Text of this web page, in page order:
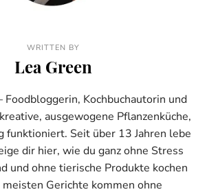
WRITTEN BY
Lea Green
Foodbloggerin, Kochbuchautorin und
ausgewogene Pflanzenküche,
funktioniert. Seit über 13 Jahren lebe
dir hier, wie du ganz ohne Stress
und ohne tierische Produkte kochen
Gerichte kommen ohne